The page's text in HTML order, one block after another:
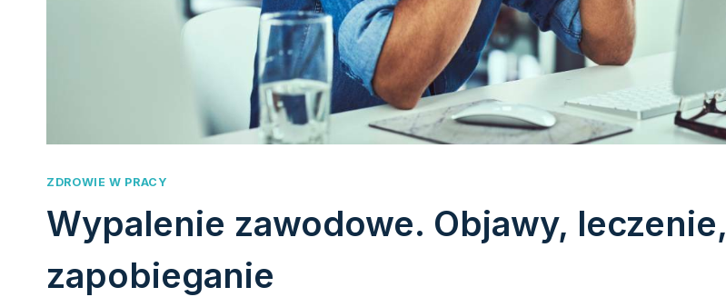
ZDROWIE W PRACY
Wypalenie zawodowe. Objawy, leczenie,
zapobieganie